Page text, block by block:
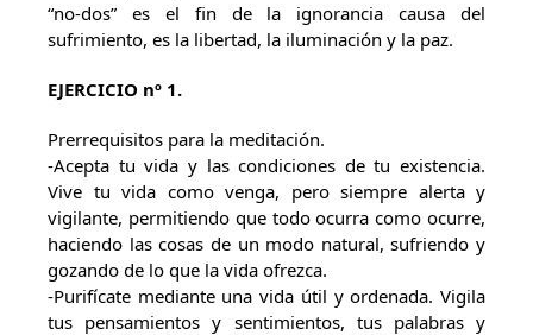
“no-dos” es el fin de la ignorancia causa del
sufrimiento, es la libertad, la iluminación y la paz.
EJERCICIO nº 1.
Prerrequisitos para la meditación.
-Acepta tu vida y las condiciones de tu existencia.
Vive tu vida como venga, pero siempre alerta y
vigilante, permitiendo que todo ocurra como ocurre,
haciendo las cosas de un modo natural, sufriendo y
gozando de lo que la vida ofrezca.
-Purifícate mediante una vida útil y ordenada. Vigila
tus pensamientos y sentimientos, tus palabras y